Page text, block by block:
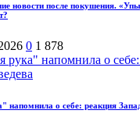
новости после покушения.
0 1 878
напомнила о себе: реакция